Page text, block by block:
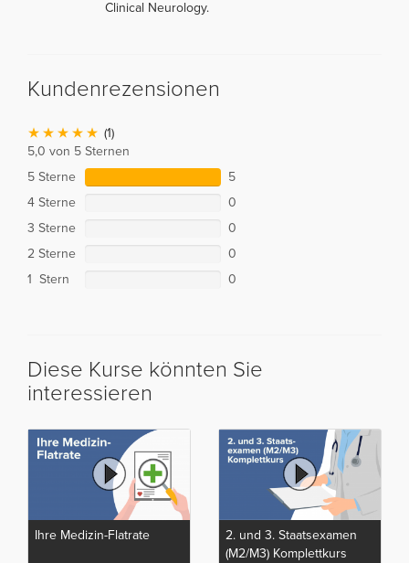
Clinical Neurology.
Kundenrezensionen
(1)
5,0 von 5 Sternen
5 Sterne
5
4 Sterne
0
3 Sterne
0
2 Sterne
0
1 Stern
0
Diese Kurse könnten Sie
interessieren
Ihre Medizin-Flatrate
2. und 3. Staatsexamen
(M2/M3) Komplettkurs